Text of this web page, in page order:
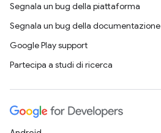
Segnala un bug della piattaforma
Segnala un bug della documentazione
Google Play support
Partecipa a studi di ricerca